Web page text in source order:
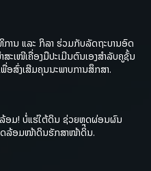
ການ ແລະ ກິລາ ຮ່ວມກັບລັດຖະບານອົດ
ສະເໜີເຄື່ອງມືປະເມີນຕົນເອງສຳລັບຄູຊັ້ນ
ອສົ່ງເສີມຄຸນນະພາບການສຶກສາ.
ອມ! ບໍ່ແຮ່ໃຕ້ດິນ ຊ່ວຍຫຼຸດຜ່ອນຜົນ
ລ້ອມໜ້າດິນຮັກສາໜ້າດິນ.